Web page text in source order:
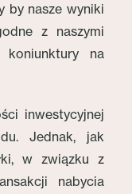
by nasze wyniki
z naszymi
koniunktury na
inwestycyjnej
Jednak, jak
w związku z
nabycia